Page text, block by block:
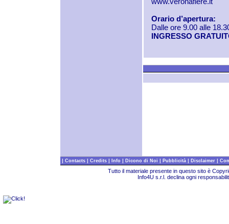
Orario d’apertura:
Dalle ore 9.00 alle
INGRESSO
| Contacts | Credits | Info | Dicono di Noi | Pubblicità | Disclaimer |
Tutto il materiale presente in questo sito è
Info4U s.r.l. declina ogni